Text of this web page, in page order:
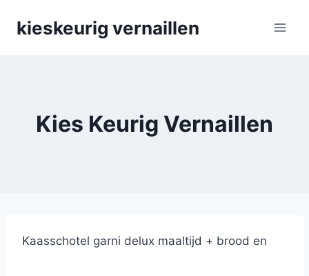
kieskeurig vernaillen
Kies Keurig Vernaillen
Kaasschotel garni delux maaltijd + brood en